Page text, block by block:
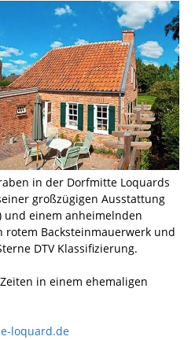
in der Dorfmitte Loquards
großzügigen Ausstattung
und einem anheimelnden
rotem Backsteinmauerwerk und
DTV Klassifizierung.
in einem ehemaligen
loquard.de